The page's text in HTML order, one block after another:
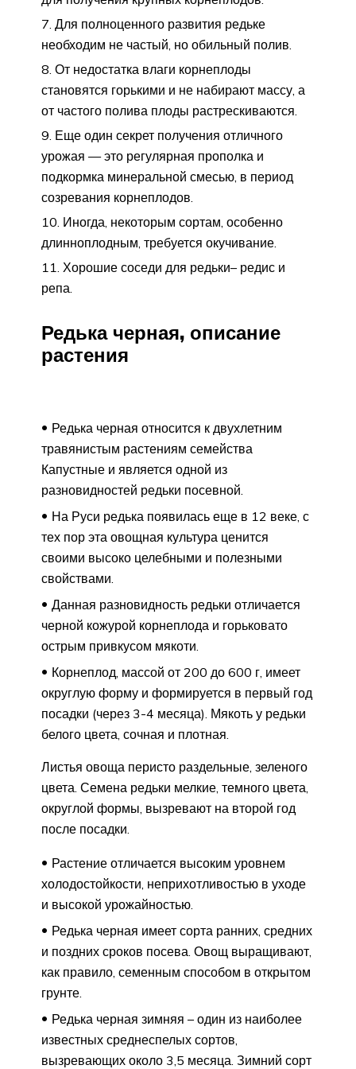
Для полноценного развития редьке
необходим не частый, но обильный полив.
От недостатка влаги корнеплоды
становятся горькими и не набирают массу, а
от частого полива плоды растрескиваются.
Еще один секрет получения отличного
урожая — это регулярная прополка и
подкормка минеральной смесью, в период
созревания корнеплодов.
Иногда, некоторым сортам, особенно
длинноплодным, требуется окучивание.
Хорошие соседи для редьки– редис и
репа.
Редька черная, описание
растения
Редька черная относится к двухлетним
травянистым растениям семейства
Капустные и является одной из
разновидностей редьки посевной.
На Руси редька появилась еще в 12 веке, с
тех пор эта овощная культура ценится
своими высоко целебными и полезными
свойствами.
Данная разновидность редьки отличается
черной кожурой корнеплода и горьковато
острым привкусом мякоти.
Корнеплод, массой от 200 до 600 г, имеет
округлую форму и формируется в первый год
посадки (через 3-4 месяца). Мякоть у редьки
белого цвета, сочная и плотная.
Листья овоща перисто раздельные, зеленого
цвета. Семена редьки мелкие, темного цвета,
округлой формы, вызревают на второй год
после посадки.
Растение отличается высоким уровнем
холодостойкости, неприхотливостью в уходе
и высокой урожайностью.
Редька черная имеет сорта ранних, средних
и поздних сроков посева. Овощ выращивают,
как правило, семенным способом в открытом
грунте.
Редька черная зимняя – один из наиболее
известных среднеспелых сортов,
вызревающих около 3,5 месяца. Зимний сорт